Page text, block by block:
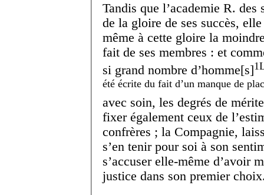
Tandis que l’academie R.
de la gloire de ses succès,
même à cette gloire la
fait de ses membres : et
si grand nombre d’homme[s]1
été écrite du fait d’un manque de
avec soin, les degrés de
fixer également ceux de
confrères ; la Compagnie,
s’en tenir pour soi à son
s’accuser elle-même d’avoir
justice dans son premier